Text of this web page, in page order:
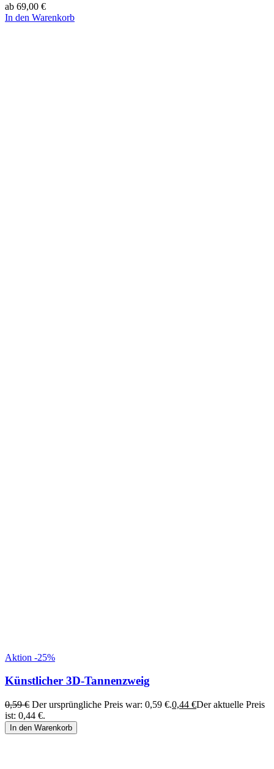
ab 69,00 €
In den Warenkorb
Aktion -25%
Künstlicher 3D-Tannenzweig
0,59€ Der ursprüngliche Preis war: 0,59 €.0,44 €Der aktuelle Preis
ist: 0,44 €.
In den Warenkorb